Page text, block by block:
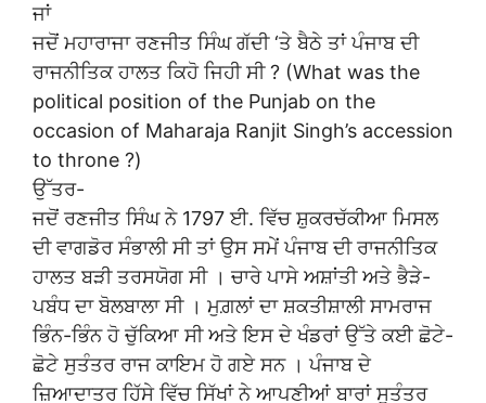
ਜਾਂ
ਜਦੋਂ ਮਹਾਰਾਜਾ ਰਣਜੀਤ ਸਿੰਘ ਗੱਦੀ ‘ਤੇ ਬੈਠੇ ਤਾਂ ਪੰਜਾਬ ਦੀ
ਰਾਜਨੀਤਿਕ ਹਾਲਤ ਕਿਹੋ ਜਿਹੀ ਸੀ ? (What was the
political position of the Punjab on the
occasion of Maharaja Ranjit Singh’s accession
to throne ?)
ਉੱਤਰ-
ਜਦੋਂ ਰਣਜੀਤ ਸਿੰਘ ਨੇ 1797 ਈ. ਵਿੱਚ ਸ਼ੁਕਰਚੱਕੀਆ ਮਿਸਲ
ਦੀ ਵਾਗਡੋਰ ਸੰਭਾਲੀ ਸੀ ਤਾਂ ਉਸ ਸਮੇਂ ਪੰਜਾਬ ਦੀ ਰਾਜਨੀਤਿਕ
ਹਾਲਤ ਬੜੀ ਤਰਸਯੋਗ ਸੀ । ਚਾਰੇ ਪਾਸੇ ਅਸ਼ਾਂਤੀ ਅਤੇ ਭੈੜੇ-
ਪਬੰਧ ਦਾ ਬੋਲਬਾਲਾ ਸੀ । ਮੁਗ਼ਲਾਂ ਦਾ ਸ਼ਕਤੀਸ਼ਾਲੀ ਸਾਮਰਾਜ
ਭਿੰਨ-ਭਿੰਨ ਹੋ ਚੁੱਕਿਆ ਸੀ ਅਤੇ ਇਸ ਦੇ ਖੰਡਰਾਂ ਉੱਤੇ ਕਈ ਛੋਟੇ-
ਛੋਟੇ ਸੁਤੰਤਰ ਰਾਜ ਕਾਇਮ ਹੋ ਗਏ ਸਨ । ਪੰਜਾਬ ਦੇ
ਜ਼ਿਆਦਾਤਰ ਹਿੱਸੇ ਵਿੱਚ ਸਿੱਖਾਂ ਨੇ ਆਪਣੀਆਂ ਬਾਰਾਂ ਸੁਤੰਤਰ